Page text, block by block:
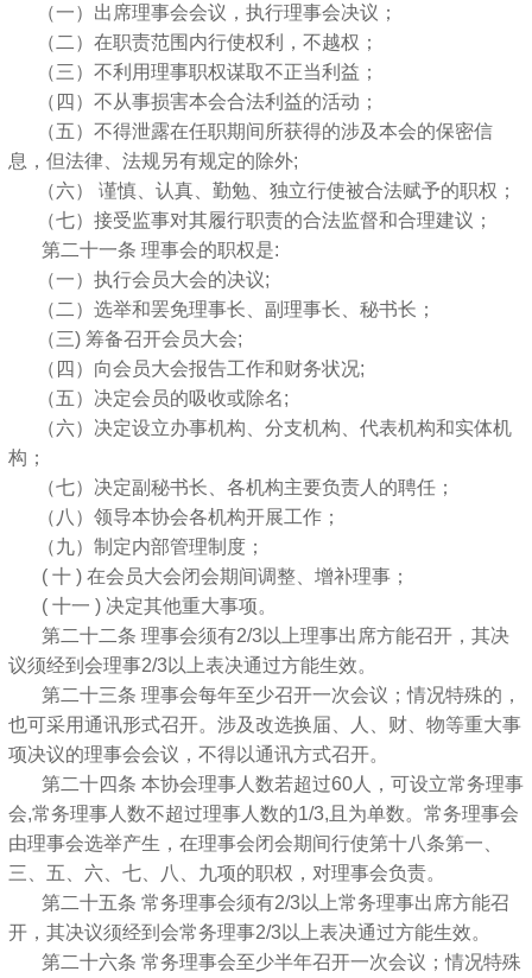
（一）出席理事会会议，执行理事会决议；
（二）在职责范围内行使权利，不越权；
（三）不利用理事职权谋取不正当利益；
（四）不从事损害本会合法利益的活动；
（五）不得泄露在任职期间所获得的涉及本会的保密信
息，但法律、法规另有规定的除外;
（六） 谨慎、认真、勤勉、独立行使被合法赋予的职权；
（七）接受监事对其履行职责的合法监督和合理建议；
第二十一条 理事会的职权是:
（一）执行会员大会的决议;
（二）选举和罢免理事长、副理事长、秘书长；
（三) 筹备召开会员大会;
（四）向会员大会报告工作和财务状况;
（五）决定会员的吸收或除名;
（六）决定设立办事机构、分支机构、代表机构和实体机
构；
（七）决定副秘书长、各机构主要负责人的聘任；
（八）领导本协会各机构开展工作；
（九）制定内部管理制度；
( 十 ) 在会员大会闭会期间调整、增补理事；
( 十一 ) 决定其他重大事项。
第二十二条 理事会须有2/3以上理事出席方能召开，其决
议须经到会理事2/3以上表决通过方能生效。
第二十三条 理事会每年至少召开一次会议；情况特殊的，
也可采用通讯形式召开。涉及改选换届、人、财、物等重大事
项决议的理事会会议，不得以通讯方式召开。
第二十四条 本协会理事人数若超过60人，可设立常务理事
会,常务理事人数不超过理事人数的1/3,且为单数。常务理事会
由理事会选举产生，在理事会闭会期间行使第十八条第一、
三、五、六、七、八、九项的职权，对理事会负责。
第二十五条 常务理事会须有2/3以上常务理事出席方能召
开，其决议须经到会常务理事2/3以上表决通过方能生效。
第二十六条 常务理事会至少半年召开一次会议；情况特殊